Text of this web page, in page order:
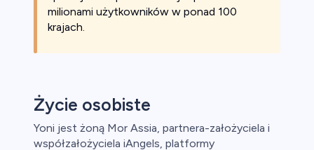
milionami użytkowników w ponad 100
krajach.
Życie osobiste
Yoni jest żoną Mor Assia, partnera-założyciela i
współzałożyciela iAngels, platformy